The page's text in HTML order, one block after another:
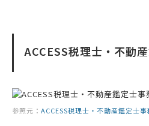
ACCESS税理士・不動
参照元： ACCESS税理士・不動産鑑定士事